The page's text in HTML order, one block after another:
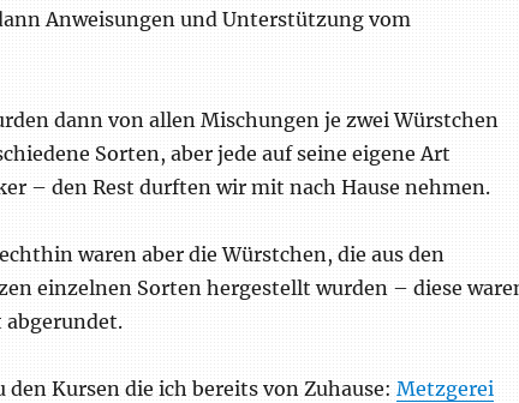
Anweisungen und Unterstützung vom
dann von allen Mischungen je zwei Würstchen
Sorten, aber jede auf seine eigene Art
– den Rest durften wir mit nach Hause nehmen.
waren aber die Würstchen, die aus den
einzelnen Sorten hergestellt wurden – diese
abgerundet.
den Kursen die ich bereits von Zuhause: Metzgerei